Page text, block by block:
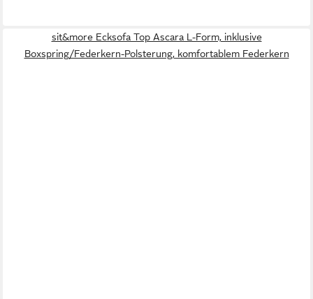
sit&more Ecksofa Top Ascara L-Form, inklusive
Boxspring/Federkern-Polsterung, komfortablem Federkern